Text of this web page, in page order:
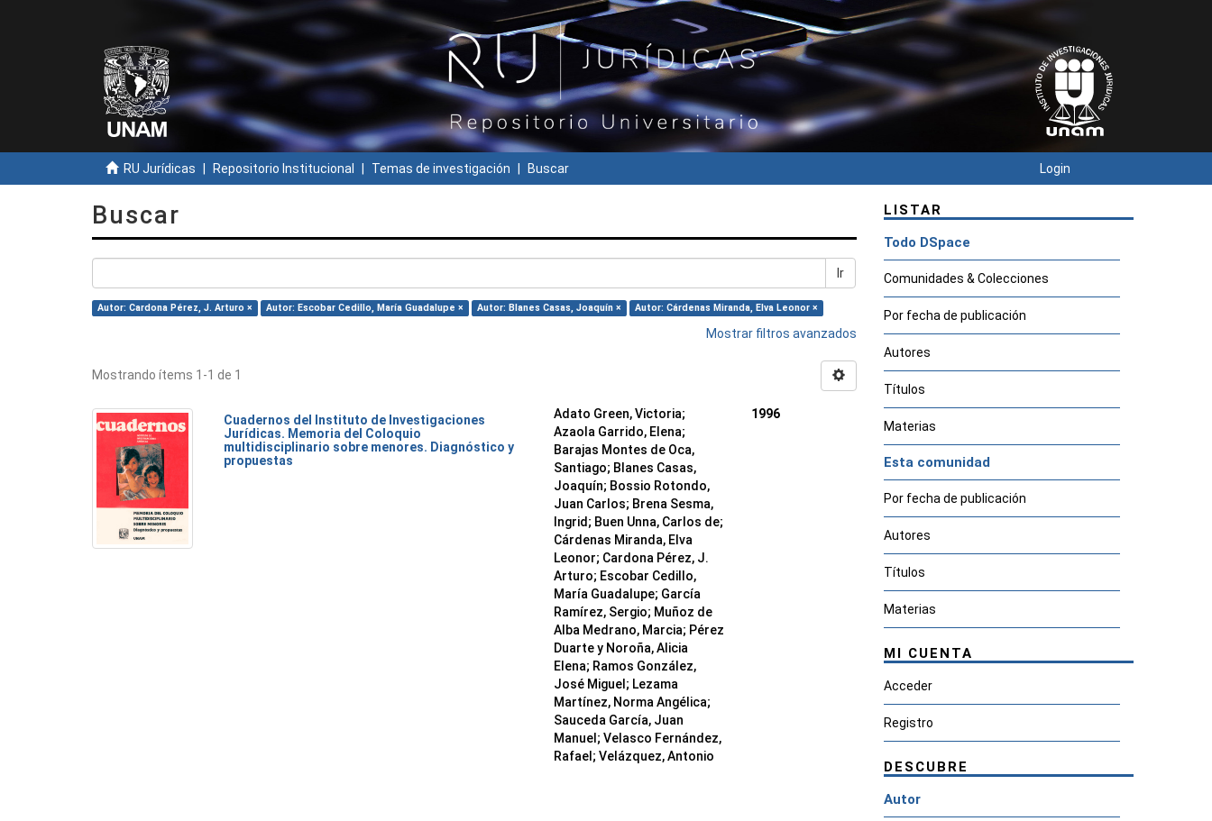
RU Jurídicas Repositorio Institucional Temas de investigación Buscar Login
Buscar
Ir
Autor: Cardona Pérez, J. Arturo × Autor: Escobar Cedillo, María Guadalupe × Autor: Blanes Casas, Joaquín × Autor: Cárdenas Miranda, Elva Leonor ×
Mostrar filtros avanzados
Mostrando ítems 1-1 de 1
Cuadernos del Instituto de Investigaciones
Jurídicas. Memoria del Coloquio
multidisciplinario sobre menores. Diagnóstico y
propuestas
Adato Green, Victoria;
Azaola Garrido, Elena;
Barajas Montes de Oca,
Santiago; Blanes Casas,
Joaquín; Bossio Rotondo,
Juan Carlos; Brena Sesma,
Ingrid; Buen Unna, Carlos de;
Cárdenas Miranda, Elva
Leonor; Cardona Pérez, J.
Arturo; Escobar Cedillo,
María Guadalupe; García
Ramírez, Sergio; Muñoz de
Alba Medrano, Marcia; Pérez
Duarte y Noroña, Alicia
Elena; Ramos González,
José Miguel; Lezama
Martínez, Norma Angélica;
Sauceda García, Juan
Manuel; Velasco Fernández,
Rafael; Velázquez, Antonio
1996
LISTAR
Todo DSpace
Comunidades & Colecciones
Por fecha de publicación
Autores
Títulos
Materias
Esta comunidad
Por fecha de publicación
Autores
Títulos
Materias
MI CUENTA
Acceder
Registro
DESCUBRE
Autor